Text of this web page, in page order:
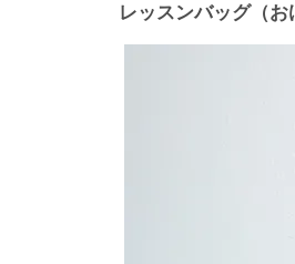
レッスンバッグ（